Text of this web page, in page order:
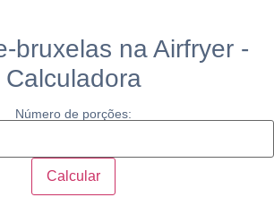
bruxelas na Airfryer -
Calculadora
Número de porções:
Calcular